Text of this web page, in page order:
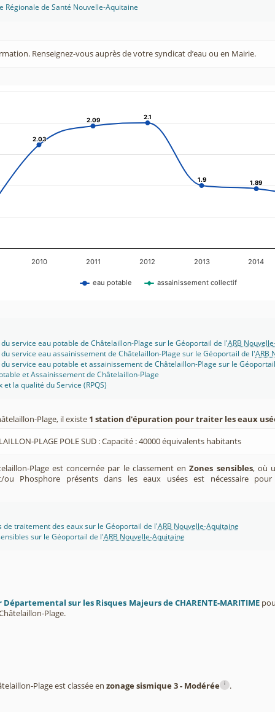
Régionale de Santé Nouvelle-Aquitaine
Renseignez-vous auprès de votre syndicat d’eau ou en Mairie.
2.03
2.03
2.09
2.09 2.1
2.1
1.9
1.9 1.89
1.89
eau potable assainissement collectif
2010 2011 2012 2013 2014
service eau potable de Châtelaillon-Plage sur le Géoportail de l'ARB
service eau assainissement de Châtelaillon-Plage sur le Géoportail de l'ARB
service eau potable et assainissement de Châtelaillon-Plage sur le
et Assainissement de Châtelaillon-Plage
la qualité du Service (RPQS)
Plage, il existe 1 station d'épuration pour traiter les eaux
PLAGE POLE SUD : Capacité : 40000 équivalents habitants
Plage est concernée par le classement enZones sensibles, où
ou Phosphore présents dans les eaux usées est nécessaire
de traitement des eaux sur le Géoportail de l'ARB Nouvelle-Aquitaine
sur le Géoportail de l'ARB Nouvelle-Aquitaine
Départemental sur les Risques Majeurs de CHARENTE-MARITIME
Plage.
Plage est classée en zonage sismique 3 - Modérée i .